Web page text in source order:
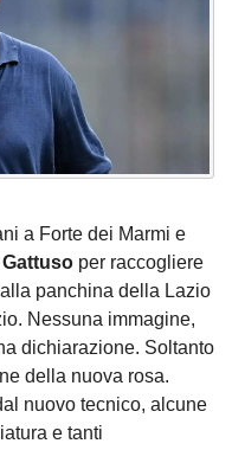
a Forte dei Marmi e
per raccogliere
panchina della Lazio
Nessuna immagine,
dichiarazione. Soltanto
della nuova rosa.
nuovo tecnico, alcune
e tanti